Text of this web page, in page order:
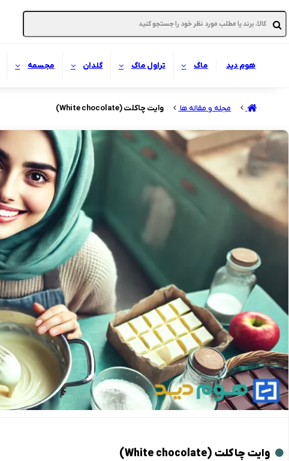
هوم دید ماگ تراول ماگ گلدان مجسمه
مجله و مقاله ها وایت چاکلت (White chocolate)
وایت چاکلت (White chocolate)